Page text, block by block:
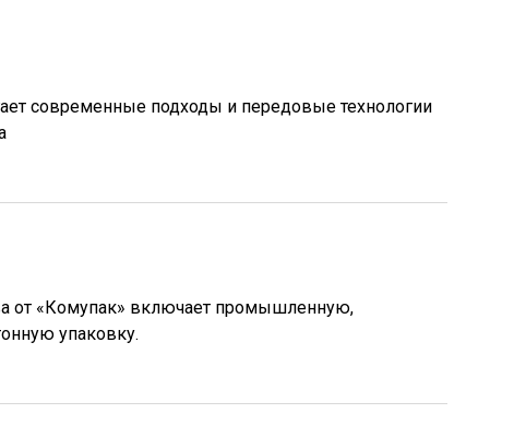
современные подходы и передовые технологии
от «Комупак» включает промышленную,
упаковку.